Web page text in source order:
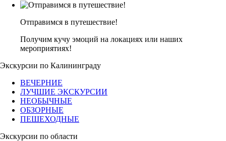
Отправимся в путешествие!
Получим кучу эмоций на локациях или наших
мероприятиях!
Экскурсии по Калининграду
ВЕЧЕРНИЕ
ЛУЧШИЕ ЭКСКУРСИИ
НЕОБЫЧНЫЕ
ОБЗОРНЫЕ
ПЕШЕХОДНЫЕ
Экскурсии по области